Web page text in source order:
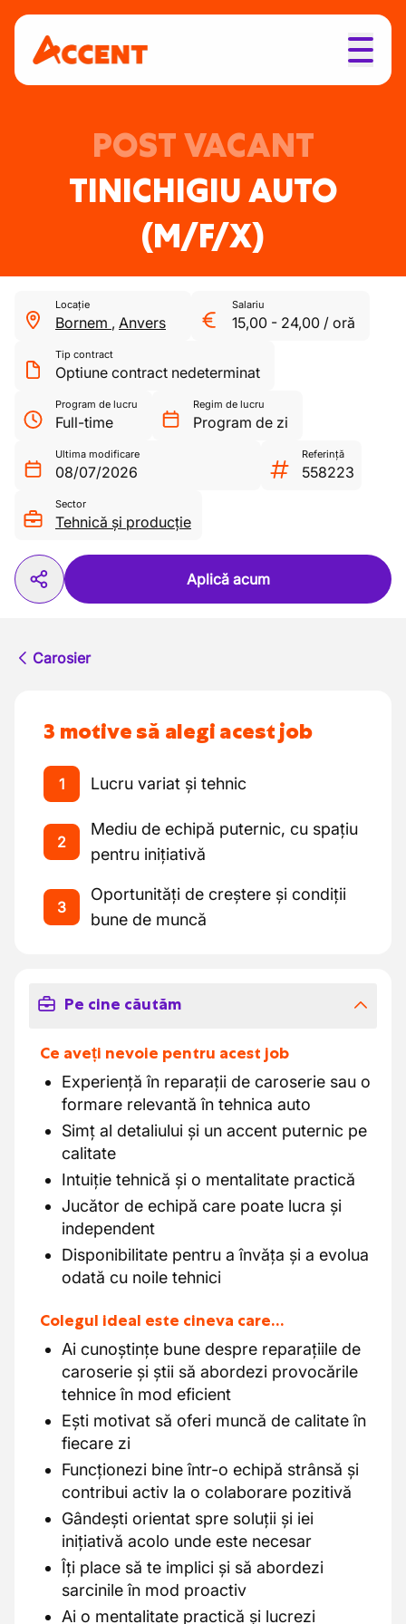
POST VACANT
TINICHIGIU AUTO
(M/F/X)
Locație
Bornem , Anvers
Salariu
15,00 - 24,00 / oră
Tip contract
Optiune contract nedeterminat
Program de lucru
Full-time
Regim de lucru
Program de zi
Ultima modificare
08/07/2026
Referință
558223
Sector
Tehnică și producție
Aplică acum
Carosier
3 motive să alegi acest job
1 Lucru variat și tehnic
2
Mediu de echipă puternic, cu spațiu
pentru inițiativă
3
Oportunități de creștere și condiții
bune de muncă
Pe cine căutăm
Ce aveți nevoie pentru acest job
Experiență în reparații de caroserie sau o
formare relevantă în tehnica auto
Simț al detaliului și un accent puternic pe
calitate
Intuiție tehnică și o mentalitate practică
Jucător de echipă care poate lucra și
independent
Disponibilitate pentru a învăța și a evolua
odată cu noile tehnici
Colegul ideal este cineva care…
Ai cunoștințe bune despre reparațiile de
caroserie și știi să abordezi provocările
tehnice în mod eficient
Ești motivat să oferi muncă de calitate în
fiecare zi
Funcționezi bine într-o echipă strânsă și
contribui activ la o colaborare pozitivă
Gândești orientat spre soluții și iei
inițiativă acolo unde este necesar
Îți place să te implici și să abordezi
sarcinile în mod proactiv
Ai o mentalitate practică și lucrezi